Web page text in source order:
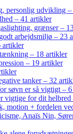
personlig udvikling
– 41 artikler
grænser –
arbejdsmiljø – 23
– 18 artikler
– 19 artikler
tanker – 32
søvn er så vigtigt –
vigtige for dit
motion + fordelen
Anaïs Nin,